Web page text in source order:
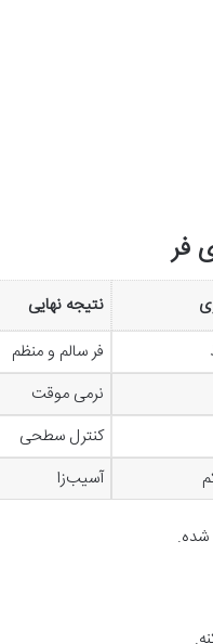
فر
نتیجه نهایی
فر سالم و منظم
نرمی موقت
کنترل سطحی
آسیب‌زا
شده.